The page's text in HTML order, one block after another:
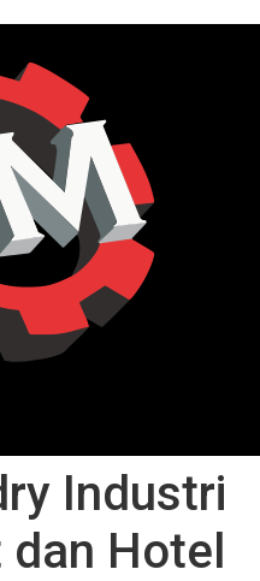
Industri
Hotel